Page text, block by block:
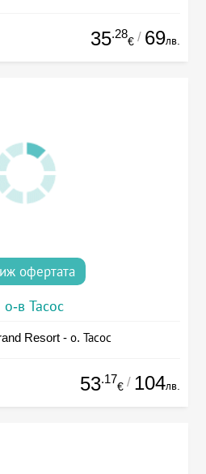
35.28
€ / 69лв.
офертата
о-в Тасос
Resort - о. Тасос
53.17
€ / 104лв.